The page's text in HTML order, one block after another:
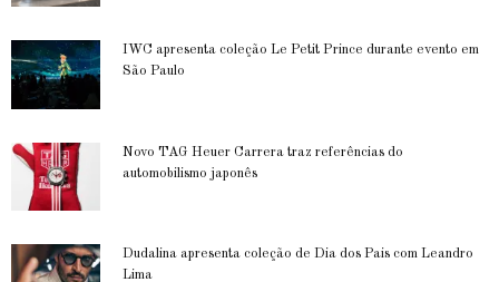
IWC apresenta coleção Le Petit Prince durante evento em
São Paulo
Novo TAG Heuer Carrera traz referências do
automobilismo japonês
Dudalina apresenta coleção de Dia dos Pais com Leandro
Lima